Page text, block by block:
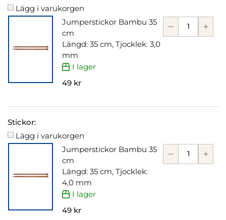
Lägg i varukorgen
Jumperstickor Bambu 35
cm
Längd: 35 cm, Tjocklek: 3,0
mm
I lager
49 kr
Stickor:
Lägg i varukorgen
Jumperstickor Bambu 35
cm
Längd: 35 cm, Tjocklek:
4,0 mm
I lager
49 kr